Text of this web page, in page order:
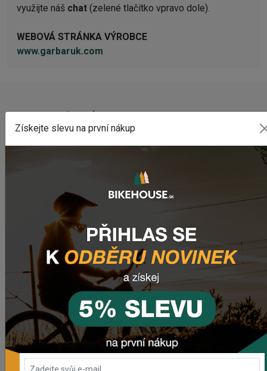
využijte náš chat (zelené tlačítko vpravo dole).
WEBOVÁ STRÁNKA VÝROBCE
www.garbaruk.com
Predné svetlo CRUSSIS CRS 1200
Zadné svetlo CRUSSIS CRS 20
503,69 Kč
Dres CRUSSIS
1 633,93 Kč
Dámsky dres CRUSSIS
1 633,93 Kč
Získejte slevu na první nákup